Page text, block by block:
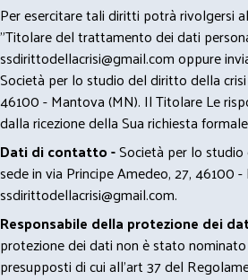
Per esercitare tali diritti potrà rivolgersi
"Titolare del trattamento dei dati
ssdirittodellacrisi@gmail.comoppure
Società per lo studio del diritto della
46100 - Mantova (MN). Il Titolare Le
dalla ricezione della Sua richiesta
Dati di contatto -Società per lo
sede in via Principe Amedeo, 27, 46100
ssdirittodellacrisi@gmail.com.
Responsabile della protezione dei
protezione dei dati non è stato
presupposti di cui all’art 37 del